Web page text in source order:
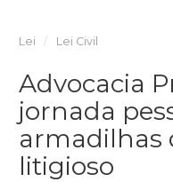
Lei Lei Civil
Advocacia
jornada
armadilhas
litigioso